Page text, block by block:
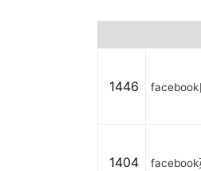
1446 facebook
1404 facebook